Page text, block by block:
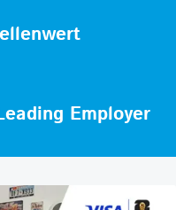
Employer